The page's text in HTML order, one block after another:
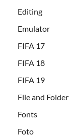
Editing
Emulator
FIFA 17
FIFA 18
FIFA 19
File and Folder
Fonts
Foto